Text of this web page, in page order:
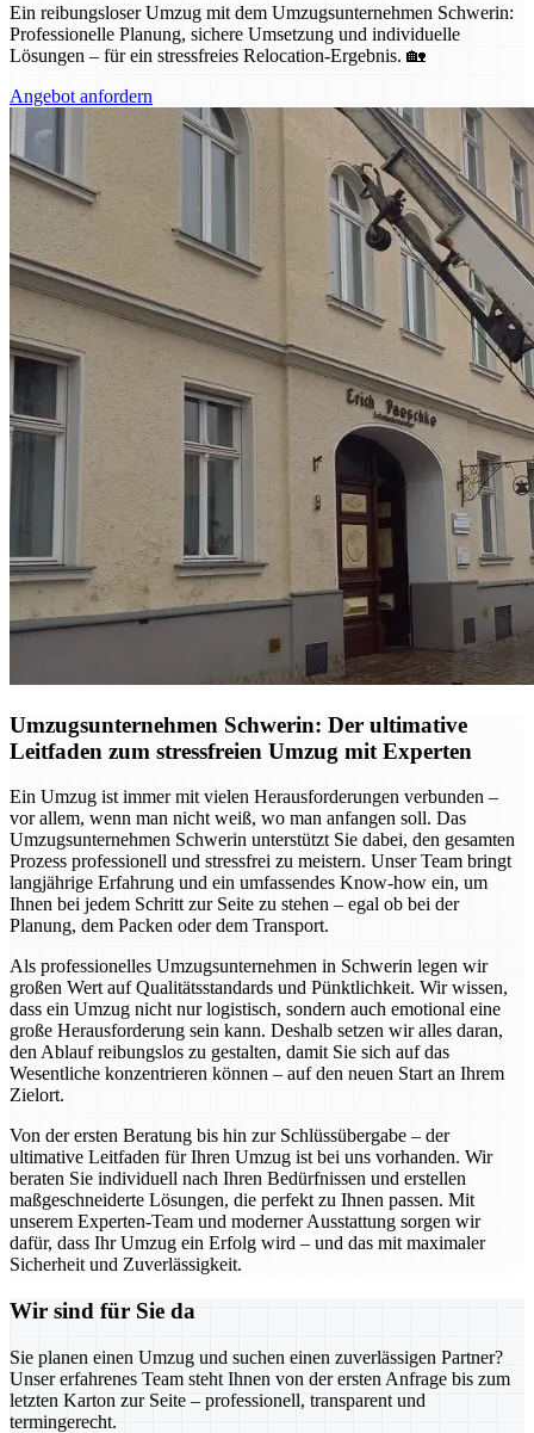
Ein reibungsloser Umzug mit dem Umzugsunternehmen Schwerin:
Professionelle Planung, sichere Umsetzung und individuelle
Lösungen – für ein stressfreies Relocation-Ergebnis. 🏡
Angebot anfordern
Umzugsunternehmen Schwerin: Der ultimative
Leitfaden zum stressfreien Umzug mit Experten
Ein Umzug ist immer mit vielen Herausforderungen verbunden –
vor allem, wenn man nicht weiß, wo man anfangen soll. Das
Umzugsunternehmen Schwerin unterstützt Sie dabei, den gesamten
Prozess professionell und stressfrei zu meistern. Unser Team bringt
langjährige Erfahrung und ein umfassendes Know-how ein, um
Ihnen bei jedem Schritt zur Seite zu stehen – egal ob bei der
Planung, dem Packen oder dem Transport.
Als professionelles Umzugsunternehmen in Schwerin legen wir
großen Wert auf Qualitätsstandards und Pünktlichkeit. Wir wissen,
dass ein Umzug nicht nur logistisch, sondern auch emotional eine
große Herausforderung sein kann. Deshalb setzen wir alles daran,
den Ablauf reibungslos zu gestalten, damit Sie sich auf das
Wesentliche konzentrieren können – auf den neuen Start an Ihrem
Zielort.
Von der ersten Beratung bis hin zur Schlüssübergabe – der
ultimative Leitfaden für Ihren Umzug ist bei uns vorhanden. Wir
beraten Sie individuell nach Ihren Bedürfnissen und erstellen
maßgeschneiderte Lösungen, die perfekt zu Ihnen passen. Mit
unserem Experten-Team und moderner Ausstattung sorgen wir
dafür, dass Ihr Umzug ein Erfolg wird – und das mit maximaler
Sicherheit und Zuverlässigkeit.
Wir sind für Sie da
Sie planen einen Umzug und suchen einen zuverlässigen Partner?
Unser erfahrenes Team steht Ihnen von der ersten Anfrage bis zum
letzten Karton zur Seite – professionell, transparent und
termingerecht.